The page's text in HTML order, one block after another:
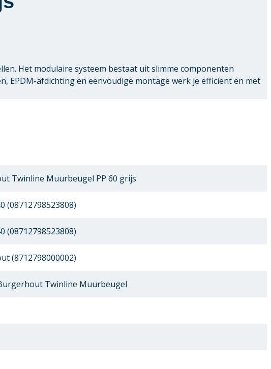
Het modulaire systeem bestaat uit slimme componenten
EPDM-afdichting en eenvoudige montage werk je efficiënt en met
Twinline Muurbeugel PP 60 grijs
(08712798523808)
(08712798523808)
(8712798000002)
Twinline Muurbeugel